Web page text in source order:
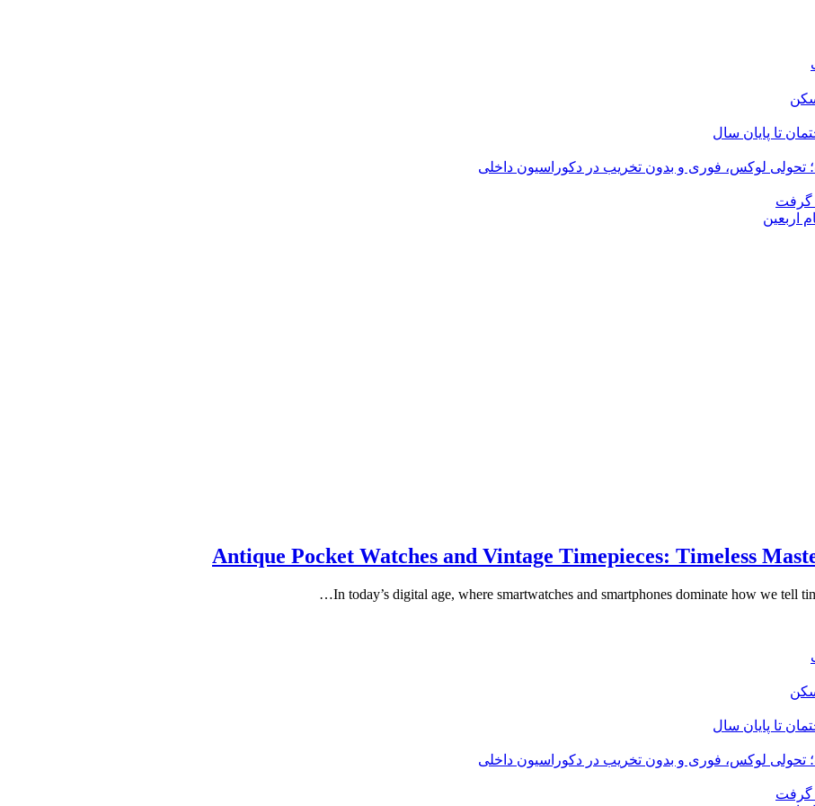
تحولی لوکس، فوری و بدون تخریب در دکوراسیون داخلی
گرفت
اربعین
Antique Pocket Watches and Vintage Timepieces: Timeless
In today’s digital age, where smartwatches and smartphones dominate how we tell
تحولی لوکس، فوری و بدون تخریب در دکوراسیون داخلی
گرفت